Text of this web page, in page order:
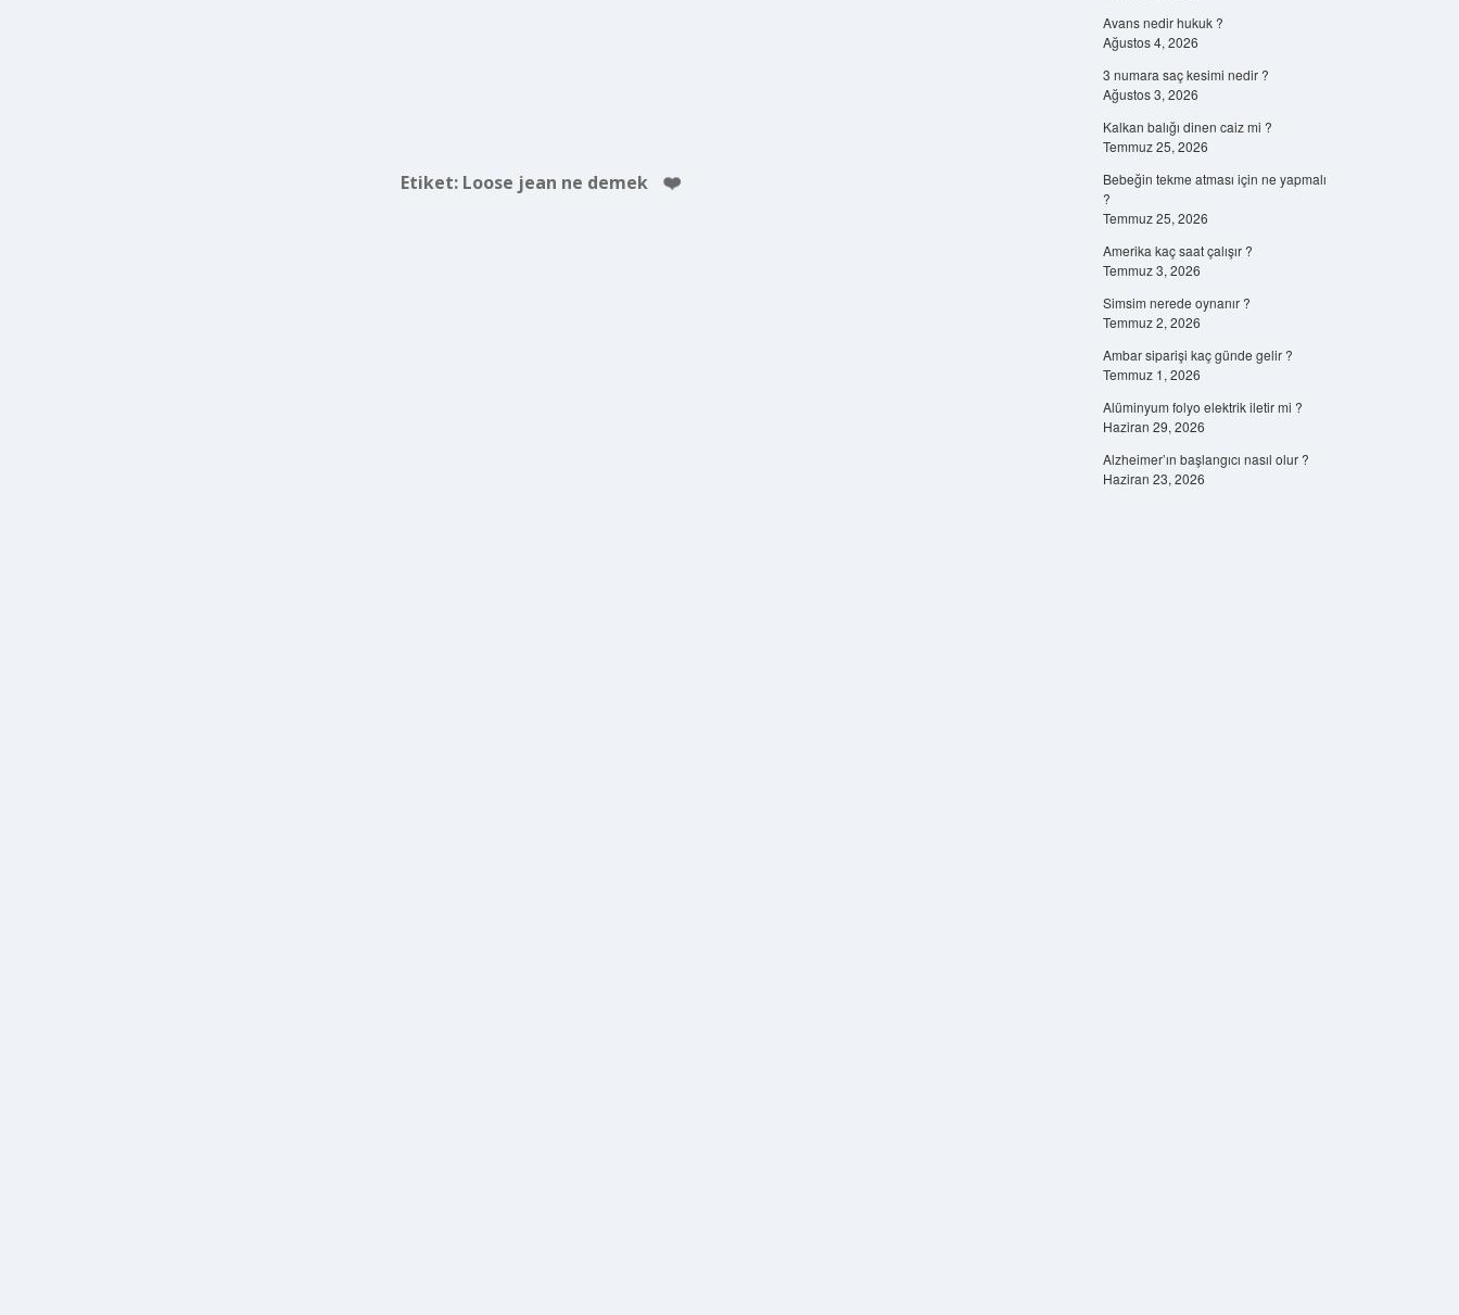
Etiket: Loose jean ne demek
Avans nedir hukuk ?
Ağustos 4, 2026
3 numara saç kesimi nedir ?
Ağustos 3, 2026
Kalkan balığı dinen caiz mi ?
Temmuz 25, 2026
Bebeğin tekme atması için ne yapmalı
?
Temmuz 25, 2026
Amerika kaç saat çalışır ?
Temmuz 3, 2026
Simsim nerede oynanır ?
Temmuz 2, 2026
Ambar siparişi kaç günde gelir ?
Temmuz 1, 2026
Alüminyum folyo elektrik iletir mi ?
Haziran 29, 2026
Alzheimer’ın başlangıcı nasıl olur ?
Haziran 23, 2026